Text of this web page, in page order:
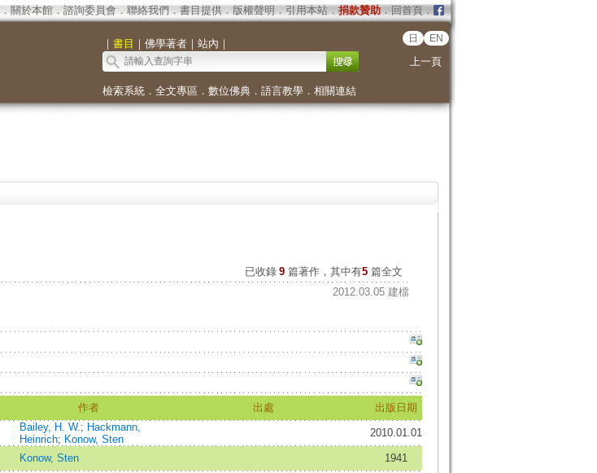
． 關於本館． 諮詢委員會． 聯絡我們 ． 書目提供． 版權聲明 ． 引用本站． 捐款贊助．回首頁．
｜ 書目 ｜ 佛學著者｜ 站內 ｜ 日 EN
上一頁
檢索系統． 全文專區 ． 數位佛典． 語言教學． 相關連結
已收錄 9 篇著作，其中有5篇全文
2012.03.05 建檔
作者 出處 出版日期
Bailey, H. W.; Hackmann,
Heinrich; Konow, Sten
2010.01.01
Konow, Sten 1941